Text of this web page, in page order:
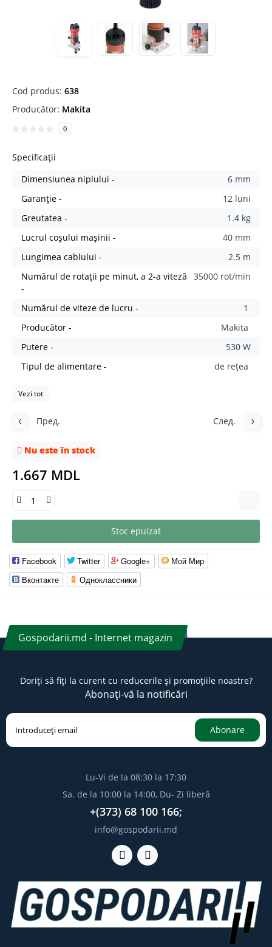
Cod produs: 638
Producător: Makita
0
Specificații
Dimensiunea niplului -
6 mm
Garanție -
12 luni
Greutatea -
1.4 kg
Lucrul coșului mașinii -
40 mm
Lungimea cablului -
2.5 m
Numărul de rotații pe minut, a 2-a viteză
-
35000 rot/min
Numărul de viteze de lucru -
1
Producător -
Makita
Putere -
530 W
Tipul de alimentare -
de rețea
Vezi tot
Пред. След.
Nu este în stock
1.667 MDL
Stoc epuizat
Facebook Twitter Google+
Мой Мир
Вконтакте
Одноклассники
Gospodarii.md - Internet magazin
Doriți să fiți la curent cu reducerile și promoțiile noastre?
Abonați-vă la notificări
Abonare
Lu-Vi de la 08:30 la 17:30
Sa. de la 10:00 la 14:00, Du- Zi liberă
+(373) 68 100 166;
info@gospodarii.md